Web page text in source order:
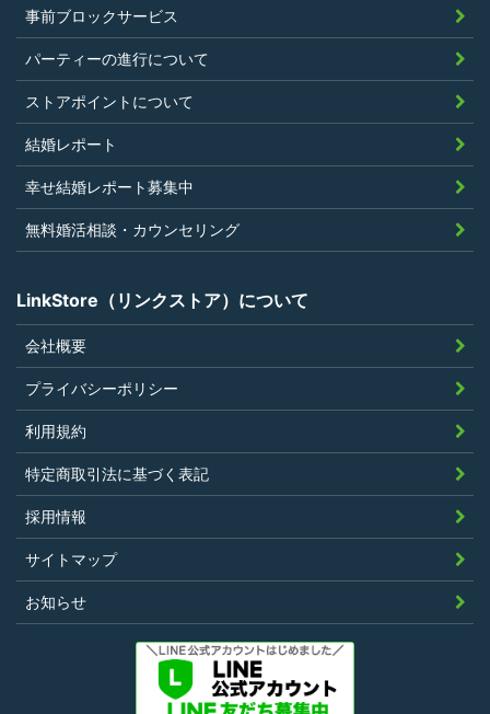
当社の独自の裁量によりLinkStoreの運営
上問題があると判断されたことがないこ
と
過去に会員登録を抹消されたり、利用停
止処分を受けたことがないこと
当社の提供するサービスと同一または類
似のサービスを提供することを業とする
法人または個人若しくはそれらの従業者
でないこと
利用者は、本規約に違反することなく、
LinkStoreを利用することにより、当社が定
める基準に従ったポイントの付与を受けるこ
とができます。
その他、キャンペーンなど当社の判断により
随時ポイントの付与をすることがあります。
第5条（ポイント利用）
事前ブロックサービス
パーティーの進行について
ストアポイントについて
結婚レポート
幸せ結婚レポート募集中
無料婚活相談・カウンセリング
LinkStore（リンクストア）について
会社概要
プライバシーポリシー
利用規約
特定商取引法に基づく表記
採用情報
サイトマップ
お知らせ